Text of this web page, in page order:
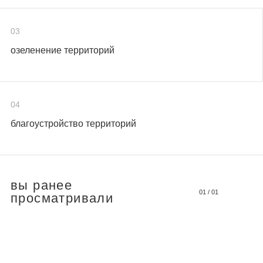
03
озеленение территорий
04
благоустройство территорий
вы ранее
просматривали
01 / 01